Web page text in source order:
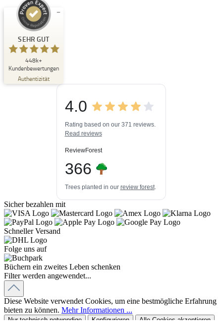
SEHR GUT
448k+
Kundenbewertungen
Authentizität
Kundenbewertungen und Erfahrungen zu
SEHR GUT
4,84
/
5,00
3
ProvenExpert.com
Blick aufs ProvenExpert-Profil werfen
06.08.2026
4.0
Rating based on our 371 reviews.
Read reviews
ReviewForest
366
Trees planted in our review forest.
Sicher bezahlen mit
Schneller Versand
Folge uns auf
Büchern ein zweites Leben schenken
Filter werden angewendet...
Diese Website verwendet Cookies, um eine bestmögliche Erfahrung
bieten zu können. Mehr Informationen ...
Nur technisch notwendige Konfigurieren Alle Cookies akzeptieren